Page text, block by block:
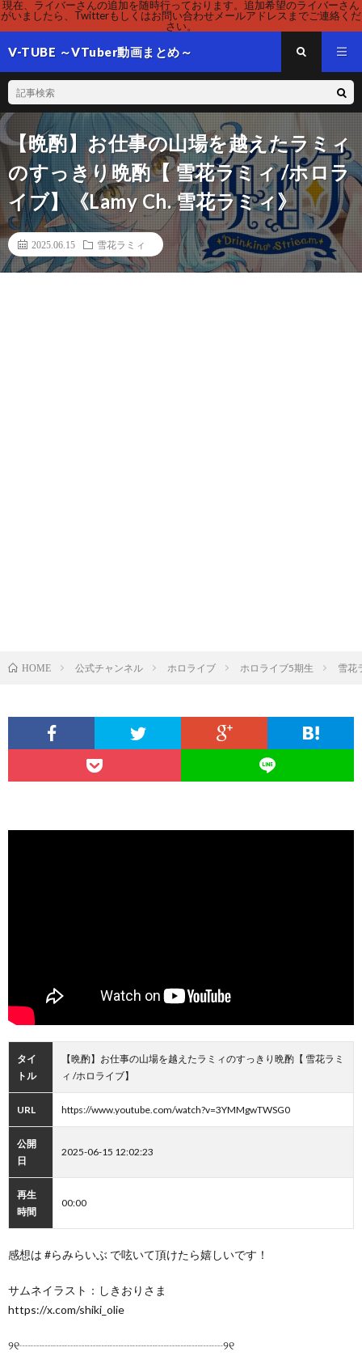
現在、ライバーさんの追加を随時行っております。追加希望のライバーさん
がいましたら、Twitterもしくはお問い合わせメールアドレスまでご連絡くだ
さい。
V-TUBE ～VTuber動画まとめ～
【晩酌】お仕事の山場を越えたラミィ
のすっきり晩酌【 雪花ラミィ /ホロラ
イブ】《Lamy Ch. 雪花ラミィ》
2025.06.15 雪花ラミィ
HOME 公式チャンネル ホロライブ ホロライブ5期生 雪花
タイ
トル
【晩酌】お仕事の山場を越えたラミィのすっきり晩酌【 雪花ラミ
ィ /ホロライブ】
URL https://www.youtube.com/watch?v=3YMMgwTWSG0
公開
日
2025-06-15 12:02:23
再生
時間
00:00
感想は #らみらいぶ で呟いて頂けたら嬉しいです！
サムネイラスト：しきおりさま
https://x.com/shiki_olie
୨୧┈┈┈┈┈┈┈┈┈┈┈┈┈┈┈┈┈┈୨୧